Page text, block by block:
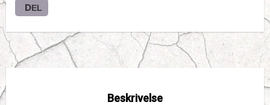
DEL
Beskrivelse